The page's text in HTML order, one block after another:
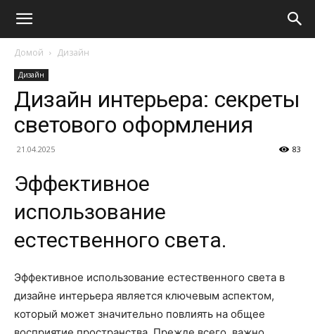
Домой Дизайн
Дизайн
Дизайн интерьера: секреты
светового оформления
21.04.2025 83
Эффективное
использование
естественного света.
Эффективное использование естественного света в
дизайне интерьера является ключевым аспектом,
который может значительно повлиять на общее